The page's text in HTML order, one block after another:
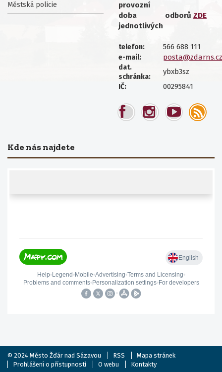
Městská policie
provozní
doba
jednotlivých
odborů ZDE
telefon: 566 688 111
e-mail: posta@zdarns.cz
dat.
schránka:
ybxb3sz
IČ: 00295841
Kde nás najdete
© 2024 Město Žďár nad Sázavou RSS
Mapa stránek
Prohlášení o přístupnosti
O webu Kontakty